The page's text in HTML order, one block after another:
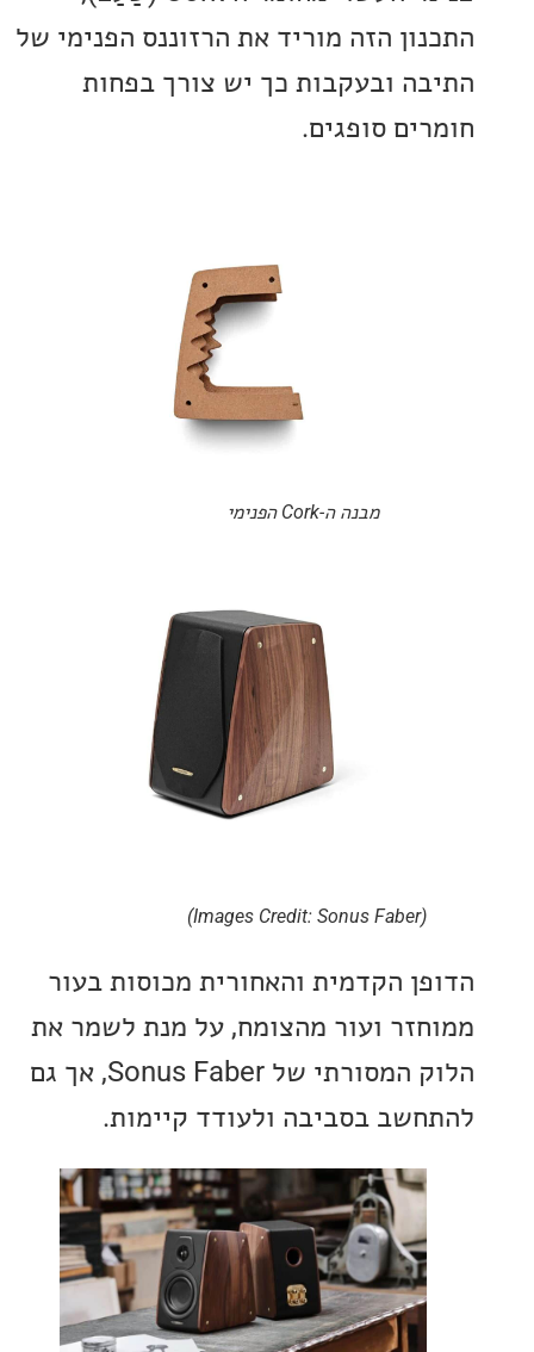
הזה מוריד את הרזוננס הפנימי של
ובעקבות כך יש צורך בפחות
סופגים.
הקדמית והאחורית מכוסות בעור
ועור מהצומח, על מנת לשמר את
הלוק המסורתי של Sonus Faber, אך גם
בסביבה ולעודד קיימות.